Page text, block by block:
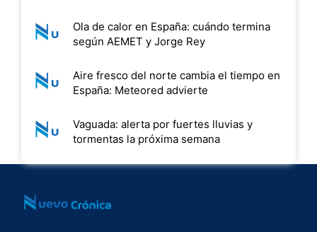
Ola de calor en España: cuándo termina
según AEMET y Jorge Rey
Aire fresco del norte cambia el tiempo en
España: Meteored advierte
Vaguada: alerta por fuertes lluvias y
tormentas la próxima semana